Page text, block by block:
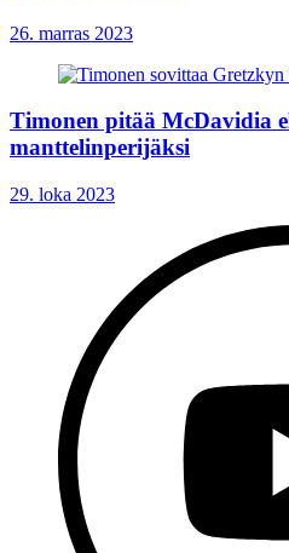
26. marras 2023
Timonen pitää McDavidia
manttelinperijäksi
29. loka 2023